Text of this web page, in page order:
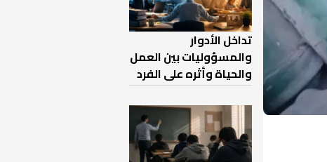
تداخل الأدوار
والمسؤوليات بين العمل
والحياة وأثره على الفرد